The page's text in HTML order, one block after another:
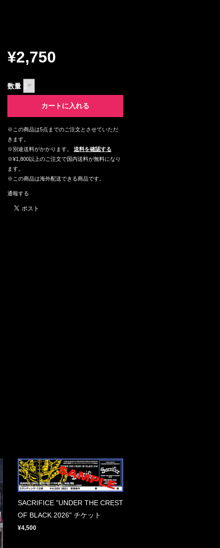
¥2,750
数量
カートに入れる
※この商品は5点までのご注文とさせていただ
きます。
※別途送料がかかります。
送料を確認する
※¥1,800以上のご注文で国内送料が無料になり
ます。
※この商品は海外配送できる商品です。
通報する
SACRIFICE "UNDER THE CREST
OF BLACK 2026" チケット
¥4,500